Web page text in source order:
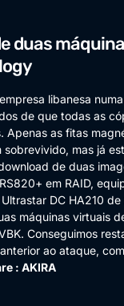
duas
libanesa
de que todas as
Apenas as fitas
mas já
de duas
em RAID,
DC HA210
máquinas virtuais
Conseguimos
ao ataque,
: AKIRA